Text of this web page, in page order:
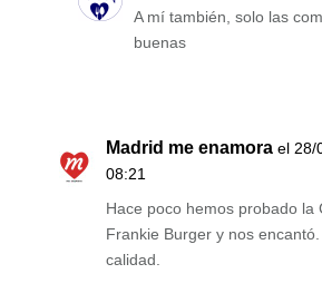
A mí también, solo las
buenas
Madrid me enamora el 28/
08:21
Hace poco hemos probado la
Frankie Burger y nos
calidad.